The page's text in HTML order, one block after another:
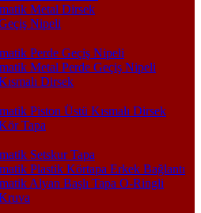
Metal Dirsek
Nipeli
Perde Geçiş Nipeli
Metal Perde Geçiş Nipeli
Dirsek
Piston Üstü Kısmalı Dirsek
Tapa
Setskur Tapa
Plastik Körtapa Erkek Bağlantı
Alyan Başlı Tapa O-Ringli